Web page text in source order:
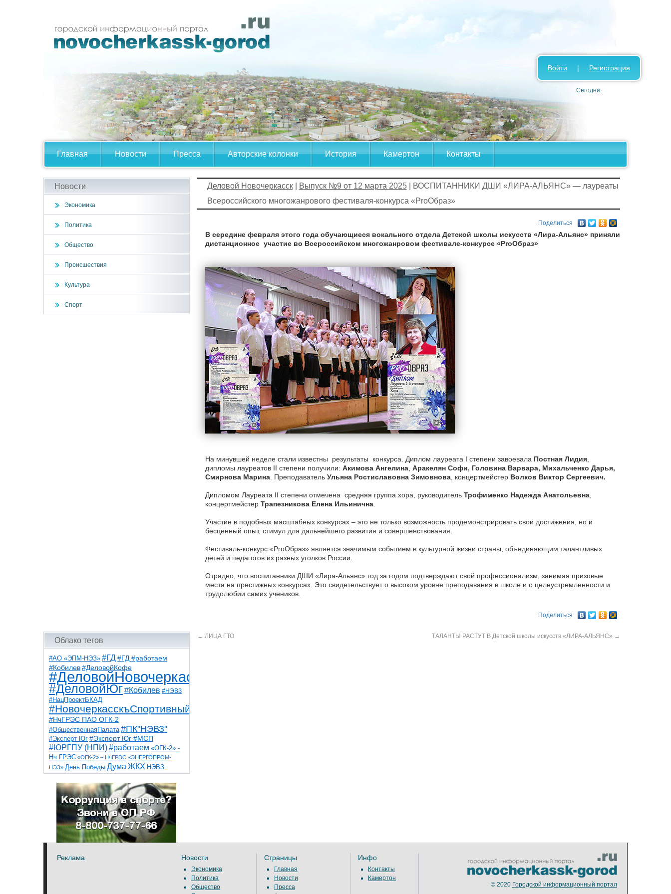
Главная Новости Пресса Авторские колонки История Камертон Контакты
Войти | Регистрация
Сегодня:
Новости
Экономика
Политика
Общество
Происшествия
Культура
Спорт
Облако тегов
#АО «ЭПМ-НЭЗ» #ГД #ГД #работаем
#Кобилев #ДеловойКофе
#ДеловойНовочеркасск
#ДеловойЮг#Кобилев #НЭВЗ
#НацПроектБКАД
#НовочеркасскъСпортивный
#НчГРЭС ПАО ОГК-2
#ОбщественнаяПалата #ПК"НЭВЗ"
#Эксперт Юг #Эксперт Юг #МСП
#ЮРГПУ (НПИ)#работаем «ОГК-2» -
Нч ГРЭС «ОГК-2» – НчГРЭС «ЭНЕРГОПРОМ-
НЭЗ» День Победы Дума ЖКХ НЭВЗ
НчГРЭС ТНТ
благоустройствоветераны выборы
детидороги казаки коррупция космос
общественная палата парк пожар роща
спорт театр транспорт художники
Деловой Новочеркасск| Выпуск №9 от 12 марта 2025| ВОСПИТАННИКИ ДШИ «ЛИРА-АЛЬЯНС» — лауреаты
Всероссийского многожанрового фестиваля-конкурса «ProОбраз»
Поделиться
В середине февраля этого года обучающиеся вокального отдела Детской школы искусств «Лира-Альянс» приняли
дистанционное участие во Всероссийском многожанровом фестивале-конкурсе «ProОбраз»
На минувшей неделе стали известны результаты конкурса. Диплом лауреата I степени завоевала Постная Лидия,
дипломы лауреатов II степени получили: Акимова Ангелина, Аракелян Софи, Головина Варвара, Михальченко Дарья,
Смирнова Марина. Преподаватель Ульяна Ростиславовна Зимовнова, концертмейстер Волков Виктор Сергеевич.
Дипломом Лауреата II степени отмечена средняя группа хора, руководитель Трофименко Надежда Анатольевна,
концертмейстер Трапезникова Елена Ильинична.
Участие в подобных масштабных конкурсах – это не только возможность продемонстрировать свои достижения, но и
бесценный опыт, стимул для дальнейшего развития и совершенствования.
Фестиваль-конкурс «ProОбраз» является значимым событием в культурной жизни страны, объединяющим талантливых
детей и педагогов из разных уголков России.
Отрадно, что воспитанники ДШИ «Лира-Альянс» год за годом подтверждают свой профессионализм, занимая призовые
места на престижных конкурсах. Это свидетельствует о высоком уровне преподавания в школе и о целеустремленности и
трудолюбии самих учеников.
Поделиться
← ЛИЦА ГТО ТАЛАНТЫ РАСТУТ В Детской школы искусств «ЛИРА-АЛЬЯНС» →
Реклама Новости
Экономика
Политика
Общество
Страницы
Главная
Новости
Пресса
Инфо
Контакты
Камертон
© 2020 Городской информационный портал